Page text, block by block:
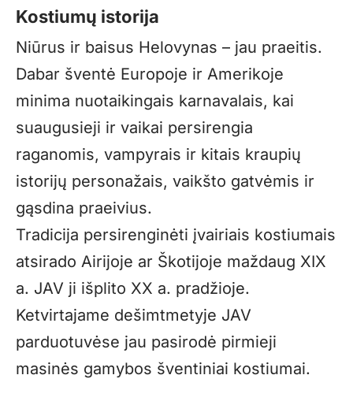
Kostiumų istorija
Niūrus ir baisus Helovynas – jau praeitis.
Dabar šventė Europoje ir Amerikoje
minima nuotaikingais karnavalais, kai
suaugusieji ir vaikai persirengia
raganomis, vampyrais ir kitais kraupių
istorijų personažais, vaikšto gatvėmis ir
gąsdina praeivius.
Tradicija persirenginėti įvairiais kostiumais
atsirado Airijoje ar Škotijoje maždaug XIX
a. JAV ji išplito XX a. pradžioje.
Ketvirtajame dešimtmetyje JAV
parduotuvėse jau pasirodė pirmieji
masinės gamybos šventiniai kostiumai.